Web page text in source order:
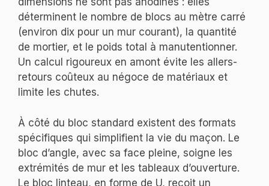
déterminent le nombre de blocs au mètre carré
(environ dix pour un mur courant), la quantité
de mortier, et le poids total à manutentionner.
Un calcul rigoureux en amont évite les allers-
retours coûteux au négoce de matériaux et
limite les chutes.
À côté du bloc standard existent des formats
spécifiques qui simplifient la vie du maçon. Le
bloc d’angle, avec sa face pleine, soigne les
extrémités de mur et les tableaux d’ouverture.
Le bloc linteau, en forme de U, reçoit un